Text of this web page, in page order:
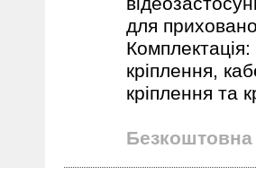
для
кріплення,
кріплення та
Безкоштовна